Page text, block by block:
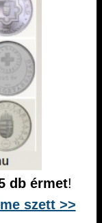
db érmet!
szett >>